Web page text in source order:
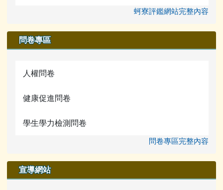
蚵寮評鑑網站完整內容
問卷專區
人權問卷
健康促進問卷
學生學力檢測問卷
問卷專區完整內容
宣導網站